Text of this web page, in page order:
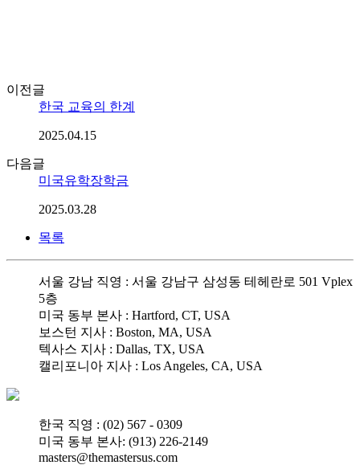
이전글
한국 교육의 한계
2025.04.15
다음글
미국유학장학금
2025.03.28
목록
서울 강남 직영 : 서울 강남구 삼성동 테헤란로 501 Vplex
5층
미국 동부 본사 : Hartford, CT, USA
보스턴 지사 : Boston, MA, USA
텍사스 지사 : Dallas, TX, USA
캘리포니아 지사 : Los Angeles, CA, USA
한국 직영 : (02) 567 - 0309
미국 동부 본사: (913) 226-2149
masters@themastersus.com